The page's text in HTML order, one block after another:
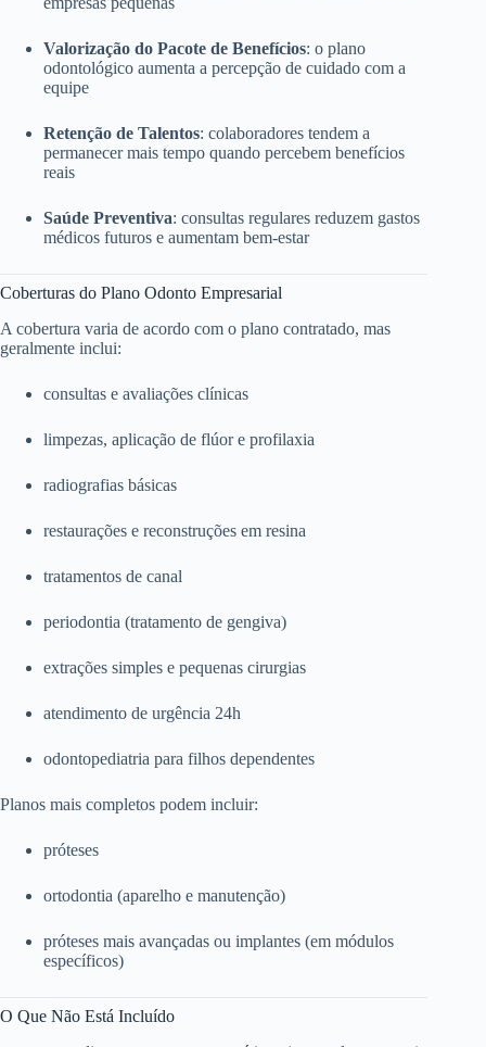
Valorização do Pacote de Benefícios: o plano
odontológico aumenta a percepção de cuidado com a
equipe
Retenção de Talentos: colaboradores tendem a
permanecer mais tempo quando percebem benefícios
reais
Saúde Preventiva: consultas regulares reduzem gastos
médicos futuros e aumentam bem-estar
Coberturas do Plano Odonto Empresarial
A cobertura varia de acordo com o plano contratado, mas
geralmente inclui:
consultas e avaliações clínicas
limpezas, aplicação de flúor e profilaxia
radiografias básicas
restaurações e reconstruções em resina
tratamentos de canal
periodontia (tratamento de gengiva)
extrações simples e pequenas cirurgias
atendimento de urgência 24h
odontopediatria para filhos dependentes
Planos mais completos podem incluir:
próteses
ortodontia (aparelho e manutenção)
próteses mais avançadas ou implantes (em módulos
específicos)
O Que Não Está Incluído